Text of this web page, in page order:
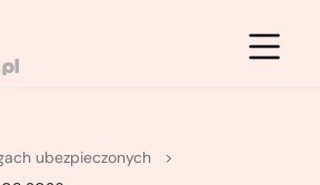
ubezpieczonych
- podstawowy